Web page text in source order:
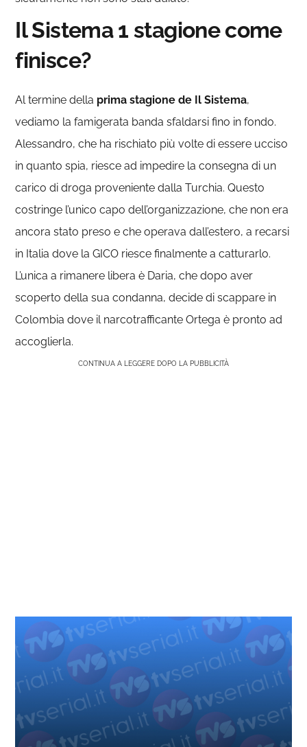
Il Sistema 1 stagione come
finisce?
Al termine della prima stagione de Il Sistema,
vediamo la famigerata banda sfaldarsi fino in fondo.
Alessandro, che ha rischiato più volte di essere ucciso
in quanto spia, riesce ad impedire la consegna di un
carico di droga proveniente dalla Turchia. Questo
costringe l’unico capo dell’organizzazione, che non era
ancora stato preso e che operava dall’estero, a recarsi
in Italia dove la GICO riesce finalmente a catturarlo.
L’unica a rimanere libera è Daria, che dopo aver
scoperto della sua condanna, decide di scappare in
Colombia dove il narcotrafficante Ortega è pronto ad
accoglierla.
CONTINUA A LEGGERE DOPO LA PUBBLICITÀ